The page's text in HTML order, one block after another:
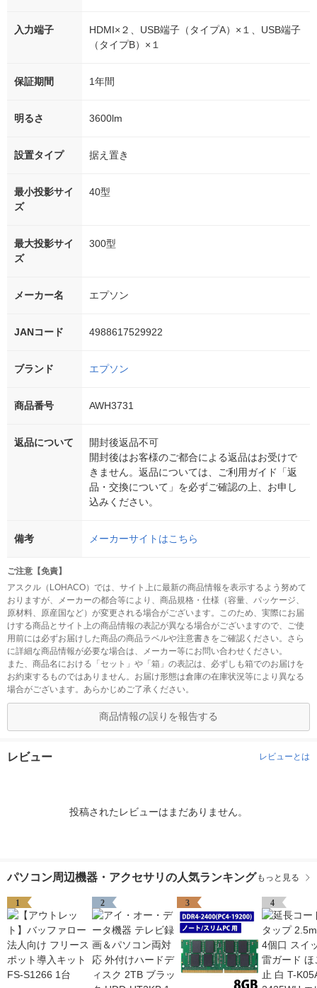
入力端子
HDMI×２、USB端子（タイプA）×１、USB端子
（タイプB）×１
保証期間 1年間
明るさ 3600lm
設置タイプ 据え置き
最小投影サイ
ズ
40型
最大投影サイ
ズ
300型
メーカー名 エプソン
JANコード 4988617529922
ブランド エプソン
商品番号 AWH3731
返品について
開封後返品不可
開封後はお客様のご都合による返品はお受けで
きません。返品については、ご利用ガイド「返
品・交換について」を必ずご確認の上、お申し
込みください。
備考 メーカーサイトはこちら
ご注意【免責】
アスクル（LOHACO）では、サイト上に最新の商品情報を表示するよう努めて
おりますが、メーカーの都合等により、商品規格・仕様（容量、パッケージ、
原材料、原産国など）が変更される場合がございます。このため、実際にお届
けする商品とサイト上の商品情報の表記が異なる場合がございますので、ご使
用前には必ずお届けした商品の商品ラベルや注意書きをご確認ください。さら
に詳細な商品情報が必要な場合は、メーカー等にお問い合わせください。
また、商品名における「セット」や「箱」の表記は、必ずしも箱でのお届けを
お約束するものではありません。お届け形態は倉庫の在庫状況等により異なる
場合がございます。あらかじめご了承ください。
商品情報の誤りを報告する
レビュー レビューとは
投稿されたレビューはまだありません。
パソコン周辺機器・アクセサリの人気ランキング もっと見る
1 2 3 4